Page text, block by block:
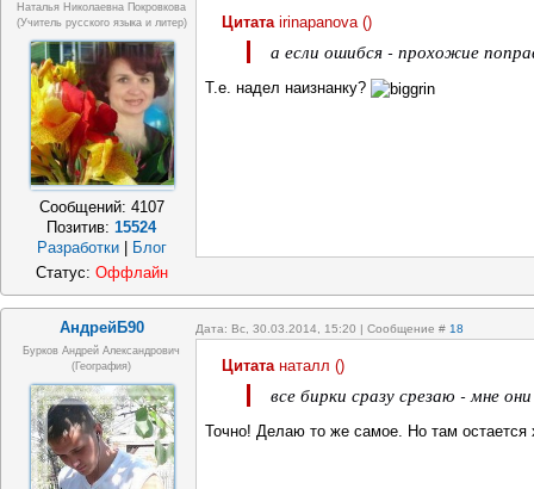
Наталья Николаевна Покровкова
(учитель русского языка и литер)
Сообщений: 4107
Позитив:15524
Разработки
Блог
Цитата irinapanova()
а если ошибся - прохожие
Т.е. надел наизнанку?
Статус: Оффлайн
АндрейБ90 Дата: Вс, 30.03.2014, 15:20 | Сообщение # 18
Бурков Андрей Александрович
(география)
Цитата наталл ()
все бирки сразу срезаю - мне
Точно! Делаю то же самое. Но там